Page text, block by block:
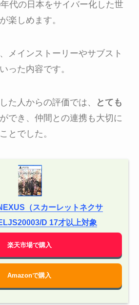
代の日本をサイバー化した世
楽しめます。
メインストーリーやサブスト
った内容です。
た人からの評価では、
とても
でき、仲間との連携も大切に
とでした。
（スカーレットネクサ
D 17才以上対象
楽天市場で購入
Amazonで購入